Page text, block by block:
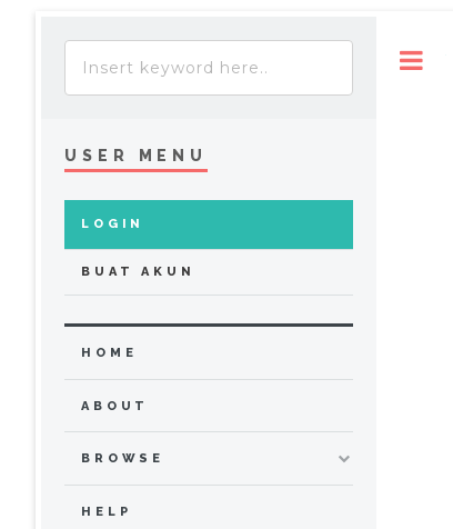
USER MENU
LOGIN
BUAT AKUN
HOME
ABOUT
BROWSE
HELP